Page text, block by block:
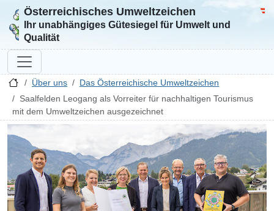
Zur Startseite
Österreichisches Umweltzeichen
Ihr unabhängiges Gütesiegel für Umwelt und
Qualität
Über uns
Das Österreichische Umweltzeichen
Saalfelden Leogang als Vorreiter für nachhaltigen Tourismus
mit dem Umweltzeichen ausgezeichnet